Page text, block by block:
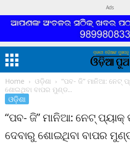
Ads
Home ଓଡ଼ିଶା
“ପବ- ଜି” ମାନିଆ: ନେଟ୍
ଶୋଇଥିବା ବାପର ମୁଣ୍ଡ...
ଓଡ଼ିଶା
“ପବ- ଜି” ମାନିଆ: ନେଟ୍ ପ୍ୟାକ୍
ଦେବାରୁ ଶୋଇଥିବା ବାପର